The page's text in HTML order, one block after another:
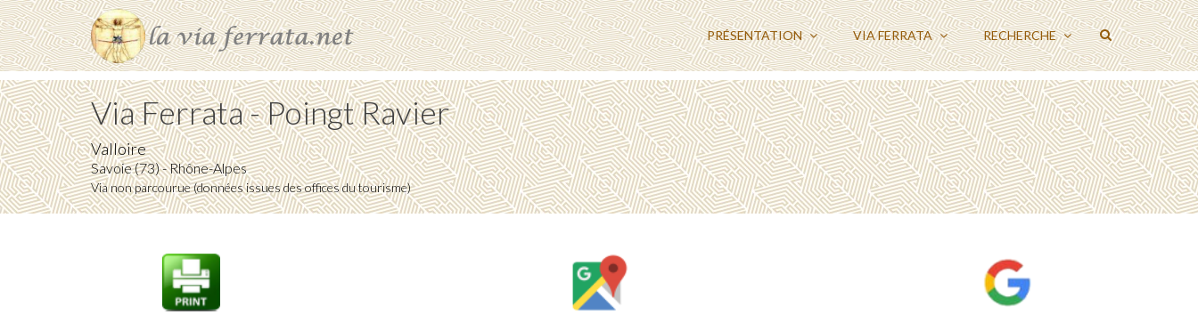
PRÉSENTATION VIA FERRATA RECHERCHE
Via Ferrata - Poingt Ravier
Valloire
Savoie (73) - Rhône-Alpes
Via non parcourue (données issues des offices du tourisme)